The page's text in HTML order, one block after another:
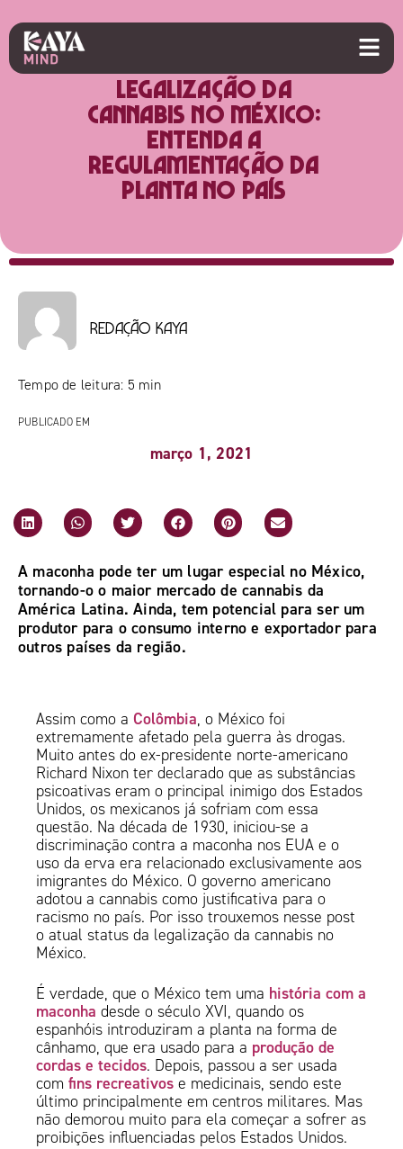
Legalização da
cannabis no México:
entenda a
regulamentação da
planta no país
Redação Kaya
Tempo de leitura: 5 min
PUBLICADO EM
março 1, 2021
A maconha pode ter um lugar especial no México,
tornando-o o maior mercado de cannabis da
América Latina. Ainda, tem potencial para ser um
produtor para o consumo interno e exportador para
outros países da região.
Assim como aColômbia, o México foi
extremamente afetado pela guerra às drogas.
Muito antes do ex-presidente norte-americano
Richard Nixon ter declarado que as substâncias
psicoativas eram o principal inimigo dos Estados
Unidos, os mexicanos já sofriam com essa
questão. Na década de 1930, iniciou-se a
discriminação contra a maconha nos EUA e o
uso da erva era relacionado exclusivamente aos
imigrantes do México. O governo americano
adotou a cannabis como justificativa para o
racismo no país. Por isso trouxemos nesse post
o atual status da legalização da cannabis no
México.
É verdade, que o México tem uma história com a
maconha desde o século XVI, quando os
espanhóis introduziram a planta na forma de
cânhamo, que era usado para a produção de
cordas e tecidos. Depois, passou a ser usada
comfins recreativos e medicinais, sendo este
último principalmente em centros militares. Mas
não demorou muito para ela começar a sofrer as
proibições influenciadas pelos Estados Unidos.